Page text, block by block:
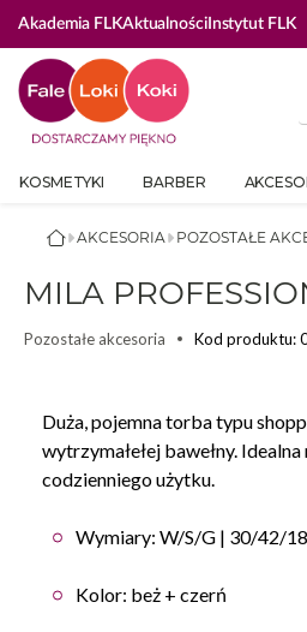
Akademia FLKAktualnościInstytut FLK
KOSMETYKI BARBER
POZOSTAŁE
AKCESORIA
MILA
Pozostałe akcesoria Kod produktu:
Duża, pojemna torba typu
wytrzymałełej bawełny.
codzienniego użytku.
Wymiary: W/S/G | 30/42/
Kolor: beż + czerń